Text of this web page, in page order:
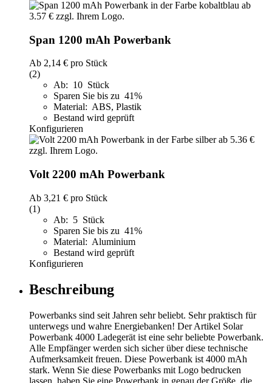
Span 1200 mAh Powerbank
Ab 2,14 € pro Stück
(2)
Ab: 10 Stück
Sparen Sie bis zu 41%
Material: ABS, Plastik
Bestand wird geprüft
Konfigurieren
Volt 2200 mAh Powerbank
Ab 3,21 € pro Stück
(1)
Ab: 5 Stück
Sparen Sie bis zu 41%
Material: Aluminium
Bestand wird geprüft
Konfigurieren
Beschreibung
Powerbanks sind seit Jahren sehr beliebt. Sehr praktisch für
unterwegs und wahre Energiebanken! Der Artikel Solar
Powerbank 4000 Ladegerät ist eine sehr beliebte Powerbank.
Alle Empfänger werden sich sicher über diese technische
Aufmerksamkeit freuen. Diese Powerbank ist 4000 mAh
stark. Wenn Sie diese Powerbanks mit Logo bedrucken
lassen, haben Sie eine Powerbank in genau der Größe, die